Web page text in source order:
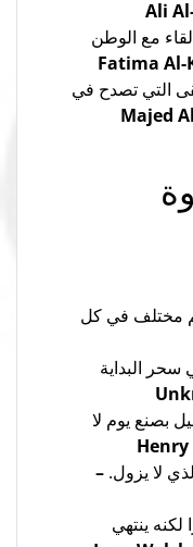
لقاء مع الوطن
التي تصدح في
مختلف في كل
البداية
بصنع يوم لا
لا يزول. –
لكنه ينتهي